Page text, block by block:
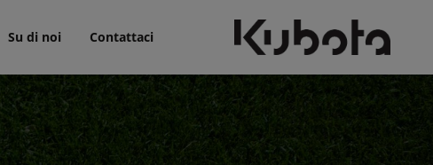
Su di noi Contattaci